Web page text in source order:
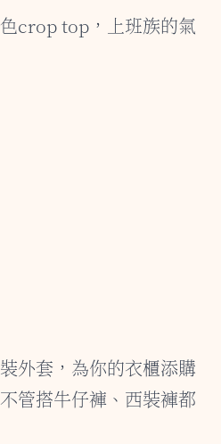
crop top，上班族的氣
外套，為你的衣櫃添購
管搭牛仔褲、西裝褲都